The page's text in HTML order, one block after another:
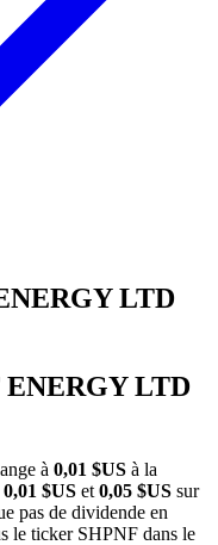
LTD
LTD
à 0,01 $US à la
0,01 $US et 0,05 $US sur
pas de dividende en
le ticker SHPNF dans le